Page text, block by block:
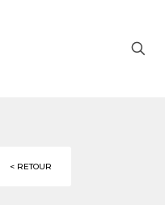
< RETOUR